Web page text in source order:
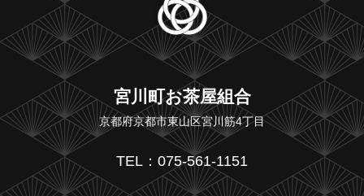
宮川町お茶屋組合
京都府京都市東山区宮川筋4丁目
TEL：075-561-1151